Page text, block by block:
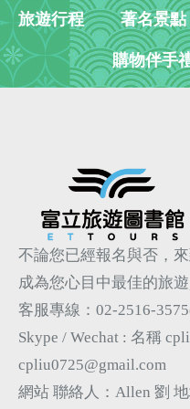
旅遊行程 著名景點
購物伴手
不論您已經報名與否，
成為您心目中最佳的旅
客服專線：02-2516-
Skype / Wechat : 名稱
cpliu0725@gmail.com
網站 聯絡人：Allen 劉